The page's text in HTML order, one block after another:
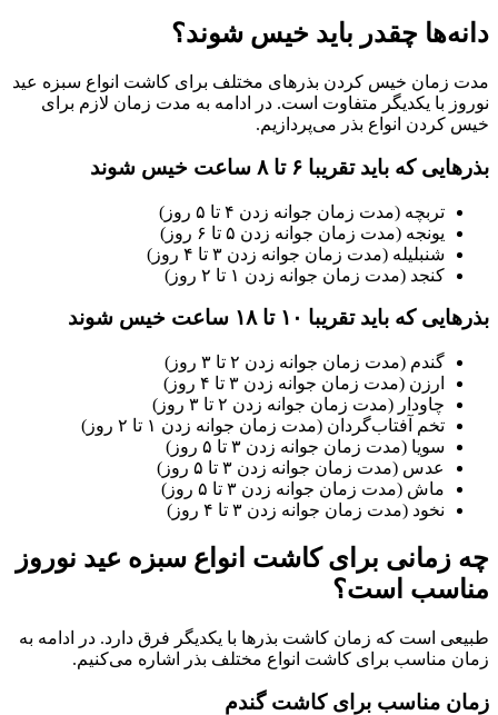
دانه‌ها چقدر باید خیس شوند؟
مدت زمان خیس کردن بذرهای مختلف برای کاشت انواع سبزه عید
نوروز با یکدیگر متفاوت است. در ادامه به مدت زمان لازم برای
خیس کردن انواع بذر می‌پردازیم‌.
بذرهایی که باید تقریبا ۶ تا ۸ ساعت خیس شوند
تربچه (مدت زمان جوانه زدن ۴ تا ۵ روز)
یونجه (مدت زمان جوانه زدن ۵ تا ۶ روز)
شنبلیله (مدت زمان جوانه زدن ۳ تا ۴ روز)
کنجد (مدت زمان جوانه زدن ۱ تا ۲ روز)
بذرهایی که باید تقریبا ۱۰ تا ۱۸ ساعت خیس شوند
گندم (مدت زمان جوانه زدن ۲ تا ۳ روز)
ارزن (مدت زمان جوانه زدن ۳ تا ۴ روز)
چاودار (مدت زمان جوانه زدن ۲ تا ۳ روز)
تخم آفتا‌ب‌گردان (مدت زمان جوانه زدن ۱ تا ۲ روز)
سویا (مدت زمان جوانه زدن ۳ تا ۵ روز)
عدس (مدت زمان جوانه زدن ۳ تا ۵ روز)
ماش (مدت زمان جوانه زدن ۳ تا ۵ روز)
نخود (مدت زمان جوانه زدن ۳ تا ۴ روز)
چه زمانی برای کاشت انواع سبزه عید نوروز
مناسب است؟
طبیعی است که زمان کاشت بذرها با یکدیگر فرق دارد. در ادامه به
زمان مناسب برای کاشت انواع مختلف بذر اشاره می‌کنیم.
زمان مناسب برای کاشت گندم